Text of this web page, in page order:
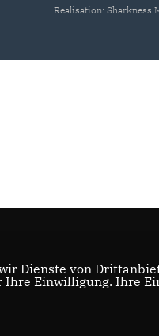
Realisation: Sharkness
Dienste von
Ihre Einwilligung. Ihre